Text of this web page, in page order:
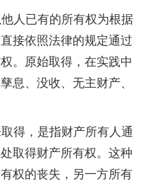
人已有的所有权为根据
接依照法律的规定通过
。原始取得，在实践中
息、没收、无主财产、
得，是指财产所有人通
取得财产所有权。这种
权的丧失，另一方所有